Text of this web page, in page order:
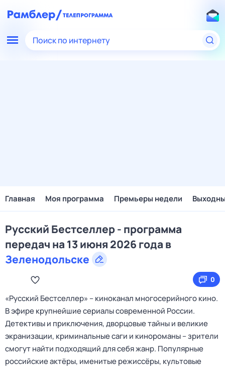
Поиск по интернету
Главная Моя программа Премьеры недели
Русский Бестселлер - программа
передач на 13 июня 2026 года в
Зеленодольске
0
«Русский Бестселлер» – киноканал многосерийного кино.
В эфире крупнейшие сериалы современной России.
Детективы и приключения, дворцовые тайны и великие
экранизации, криминальные саги и кинороманы – зрители
смогут найти подходящий для себя жанр. Популярные
российские актёры, именитые режиссёры, культовые